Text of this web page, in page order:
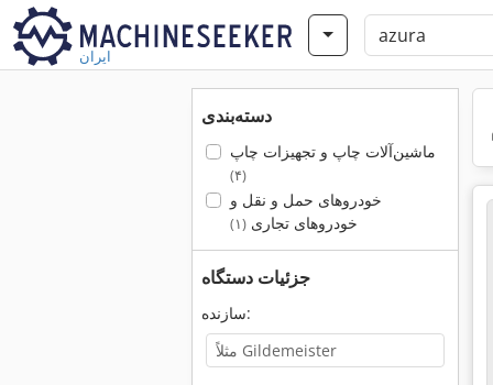
ایران
دسته‌بندی
ماشین‌آلات چاپ و تجهیزات چاپ
(۴)
خودروهای حمل و نقل و
خودروهای تجاری(۱)
جزئیات دستگاه
سازنده: